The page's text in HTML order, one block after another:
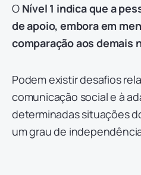
O Nível 1 indica que a
de apoio, embora em
comparação aos demais
Podem existir desafios
comunicação social e à
determinadas situações
um grau de